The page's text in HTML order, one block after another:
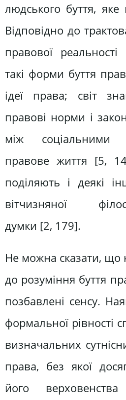
людського буття, яке
Відповідно до
правової
такі форми буття
ідеї права; світ
правові норми і
між соціальними
правове життя [5,
поділяють і деякі
вітчизняної
думки [2, 179].
Не можна сказати, що
до розуміння буття
позбавлені сенсу.
формальної рівності
визначальних
права, без якої
його